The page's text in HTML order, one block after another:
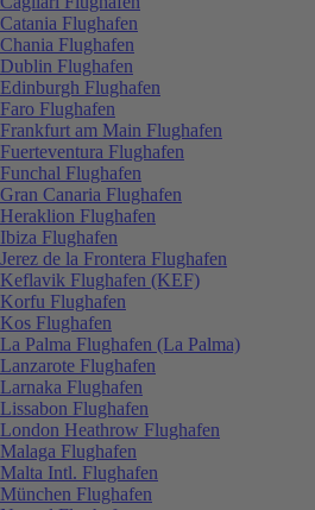
Catania Flughafen
Chania Flughafen
Dublin Flughafen
Edinburgh Flughafen
Faro Flughafen
Frankfurt am Main Flughafen
Fuerteventura Flughafen
Funchal Flughafen
Gran Canaria Flughafen
Heraklion Flughafen
Ibiza Flughafen
Jerez de la Frontera Flughafen
Keflavik Flughafen (KEF)
Korfu Flughafen
Kos Flughafen
La Palma Flughafen (La Palma)
Lanzarote Flughafen
Larnaka Flughafen
Lissabon Flughafen
London Heathrow Flughafen
Malaga Flughafen
Malta Intl. Flughafen
München Flughafen